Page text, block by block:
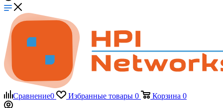
Сравнение0 Избранные товары 0 Корзина 0